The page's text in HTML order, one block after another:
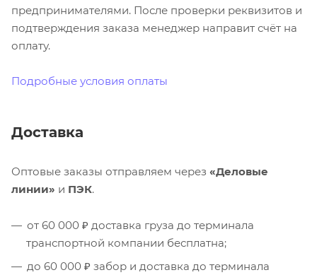
предпринимателями. После проверки реквизитов и
подтверждения заказа менеджер направит счёт на
оплату.
Подробные условия оплаты
Доставка
Оптовые заказы отправляем через «Деловые
линии» и ПЭК.
от 60 000 ₽ доставка груза до терминала
транспортной компании бесплатна;
до 60 000 ₽ забор и доставка до терминала